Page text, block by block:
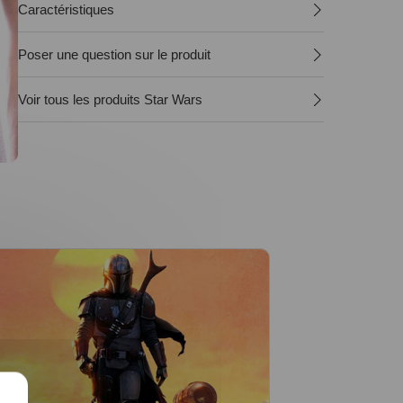
Caractéristiques
Poser une question sur le produit
Voir tous les produits Star Wars